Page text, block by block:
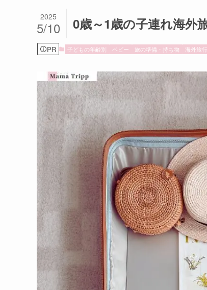
0歳～1歳の子連れ海外
2025
5/10
PR 子どもの年齢別 ベビー 旅の準備・持ち物 海外旅行